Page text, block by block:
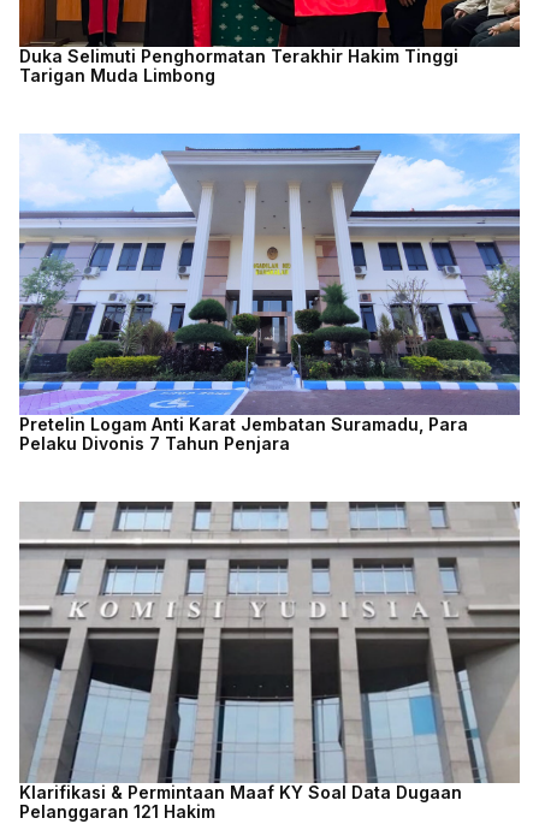
Duka Selimuti Penghormatan Terakhir Hakim Tinggi
Tarigan Muda Limbong
Pretelin Logam Anti Karat Jembatan Suramadu, Para
Pelaku Divonis 7 Tahun Penjara
Klarifikasi & Permintaan Maaf KY Soal Data Dugaan
Pelanggaran 121 Hakim